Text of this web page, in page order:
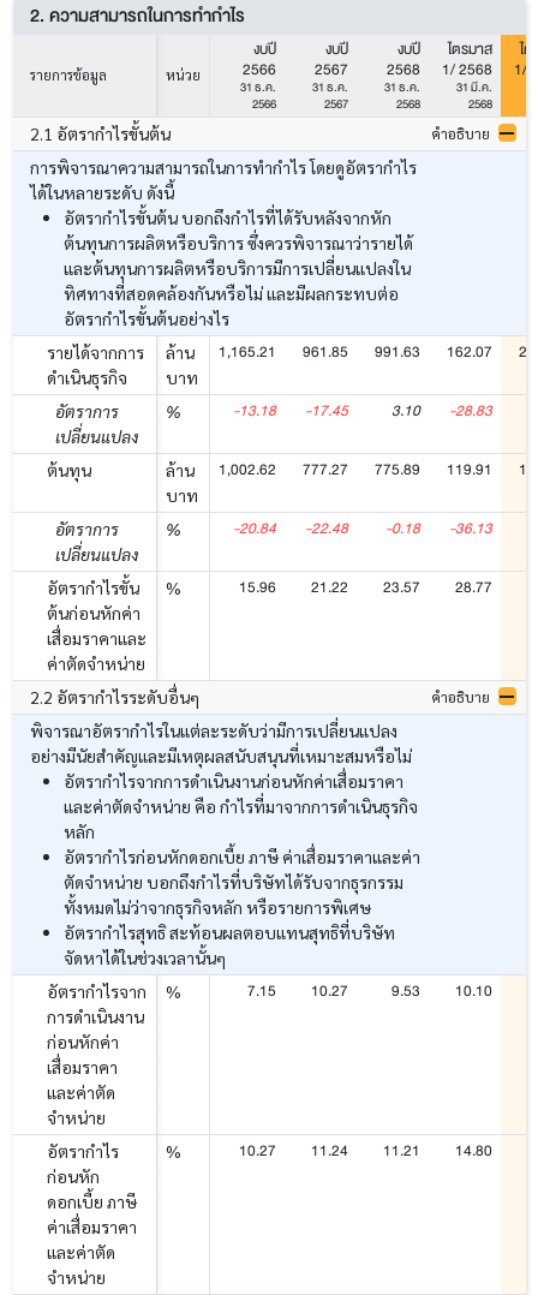
2. ความสามารถในการทำกำไร
รายการข้อมูล หน่วย
งบปี
2566
31 ธ.ค.
2566
งบปี
2567
31 ธ.ค.
2567
งบปี
2568
31 ธ.ค.
2568
ไตรมาส
1/ 2568
31 มี.ค.
2568
ไ
1/
2.1 อัตรากำไรขั้นต้น คำอธิบาย
การพิจารณาความสามารถในการทำกำไร โดยดูอัตรากำไร
ได้ในหลายระดับ ดังนี้
อัตรากำไรขั้นต้น บอกถึงกำไรที่ได้รับหลังจากหัก
ต้นทุนการผลิตหรือบริการ ซึ่งควรพิจารณาว่ารายได้
และต้นทุนการผลิตหรือบริการมีการเปลี่ยนแปลงใน
ทิศทางที่สอดคล้องกันหรือไม่ และมีผลกระทบต่อ
อัตรากำไรขั้นต้นอย่างไร
รายได้จากการ
ดำเนินธุรกิจ
ล้าน
บาท
1,165.21 961.85 991.63 162.07
อัตราการ
เปลี่ยนแปลง
% -13.18 -17.45 3.10 -28.83
ต้นทุน
ล้าน
บาท
1,002.62 777.27 775.89 119.91
อัตราการ
เปลี่ยนแปลง
% -20.84 -22.48 -0.18 -36.13
อัตรากำไรขั้น
ต้นก่อนหักค่า
เสื่อมราคาและ
ค่าตัดจำหน่าย
% 15.96 21.22 23.57 28.77
2.2 อัตรากำไรระดับอื่นๆ คำอธิบาย
พิจารณาอัตรากำไรในแต่ละระดับว่ามีการเปลี่ยนแปลง
อย่างมีนัยสำคัญและมีเหตุผลสนับสนุนที่เหมาะสมหรือไม่
อัตรากำไรจากการดำเนินงานก่อนหักค่าเสื่อมราคา
และค่าตัดจำหน่าย คือ กำไรที่มาจากการดำเนินธุรกิจ
หลัก
อัตรากำไรก่อนหักดอกเบี้ย ภาษี ค่าเสื่อมราคาและค่า
ตัดจำหน่าย บอกถึงกำไรที่บริษัทได้รับจากธุรกรรม
ทั้งหมดไม่ว่าจากธุรกิจหลัก หรือรายการพิเศษ
อัตรากำไรสุทธิ สะท้อนผลตอบแทนสุทธิที่บริษัท
จัดหาได้ในช่วงเวลานั้นๆ
อัตรากำไรจาก
การดำเนินงาน
ก่อนหักค่า
เสื่อมราคา
และค่าตัด
จำหน่าย
% 7.15 10.27 9.53 10.10
อัตรากำไร
ก่อนหัก
ดอกเบี้ย ภาษี
ค่าเสื่อมราคา
และค่าตัด
จำหน่าย
% 10.27 11.24 11.21 14.80